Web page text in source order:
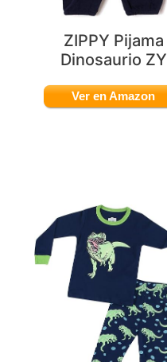
ZIPPY Pijama
Dinosaurio ZY
Ver en Amazon